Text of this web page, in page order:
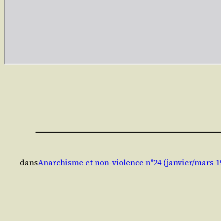
dansAnarchisme et non-violence n°24 (janvier/mars